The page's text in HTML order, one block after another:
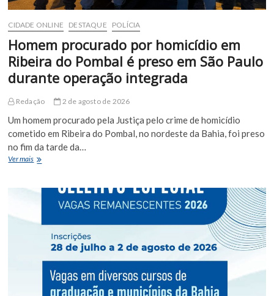
irregulares
BR-
CIDADE ONLINE DESTAQUE POLÍCIA
Homem procurado por homicídio em
Ribeira do Pombal é preso em São Paulo
durante operação integrada
Redação 2 de agosto de 2026
Um homem procurado pela Justiça pelo crime de homicídio
cometido em Ribeira do Pombal, no nordeste da Bahia, foi preso
no fim da tarde da…
Ver maisHomem
homicídio
do
Pombal
Paulo